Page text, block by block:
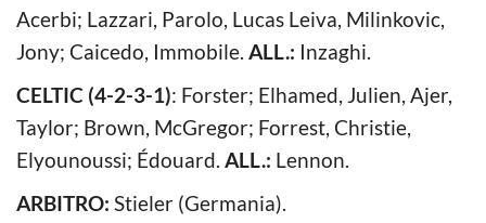
Acerbi; Lazzari, Parolo, Lucas Leiva, Milinkovic,
Jony; Caicedo, Immobile. ALL.: Inzaghi.
CELTIC (4-2-3-1): Forster; Elhamed, Julien, Ajer,
Taylor; Brown, McGregor; Forrest, Christie,
Elyounoussi; Édouard. ALL.: Lennon.
ARBITRO: Stieler (Germania).